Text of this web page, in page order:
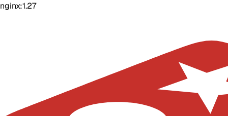
nginx:1.27